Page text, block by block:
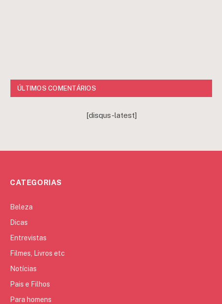
ÚLTIMOS COMENTÁRIOS
[disqus-latest]
CATEGORIAS
Beleza
Dicas
Entrevistas
Filmes, Livros etc
Notícias
Pais e Filhos
Para homens